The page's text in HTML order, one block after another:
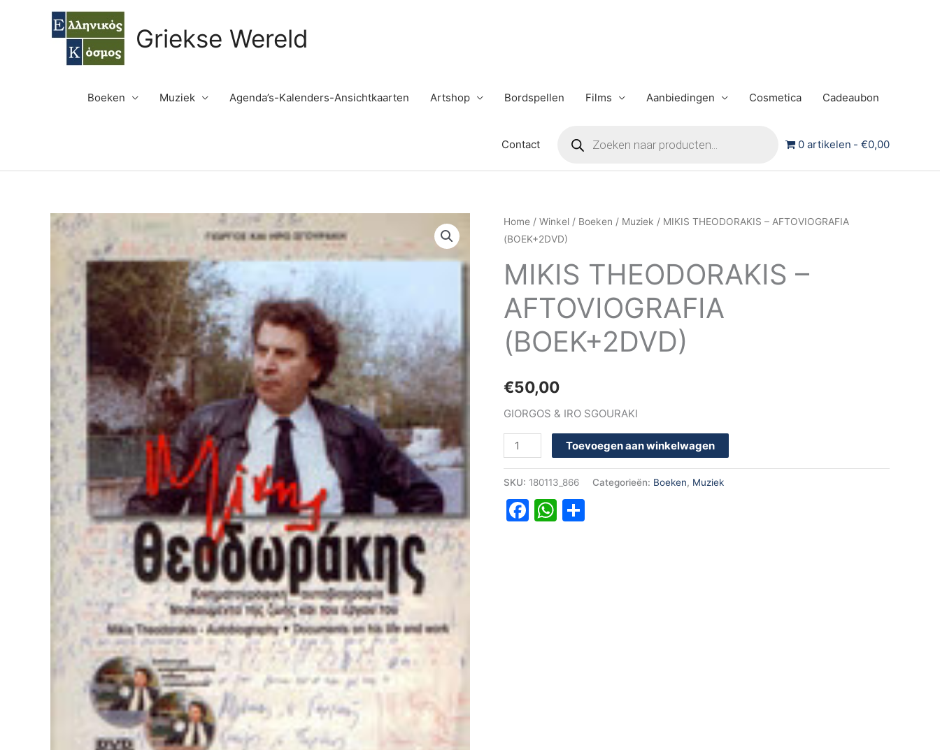
Griekse Wereld
Boeken Muziek Agenda’s-Kalenders-Ansichtkaarten Artshop Bordspellen Films Aanbiedingen Cosmetica Cadeaubon
Contact 0 artikelen €0,00
Home / Winkel / Boeken / Muziek / MIKIS THEODORAKIS – AFTOVIOGRAFIA
(BOEK+2DVD)
MIKIS THEODORAKIS –
AFTOVIOGRAFIA
(BOEK+2DVD)
€50,00
GIORGOS & IRO SGOURAKI
MIKIS
THEODORAKIS
AFTOVIOGRAFIA
(BOEK+2DVD)
aantal
Toevoegen aan winkelwagen
SKU: 180113_866 Categorieën: Boeken, Muziek
Facebook
WhatsApp